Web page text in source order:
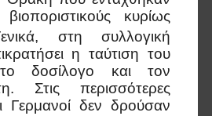
κυρίως
στη συλλογική
η ταύτιση του
δοσίλογο και τον
Στις περισσότερες
Γερμανοί δεν δρούσαν